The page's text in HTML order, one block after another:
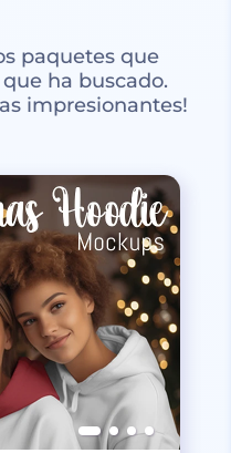
paquetes que
ha buscado.
impresionantes!